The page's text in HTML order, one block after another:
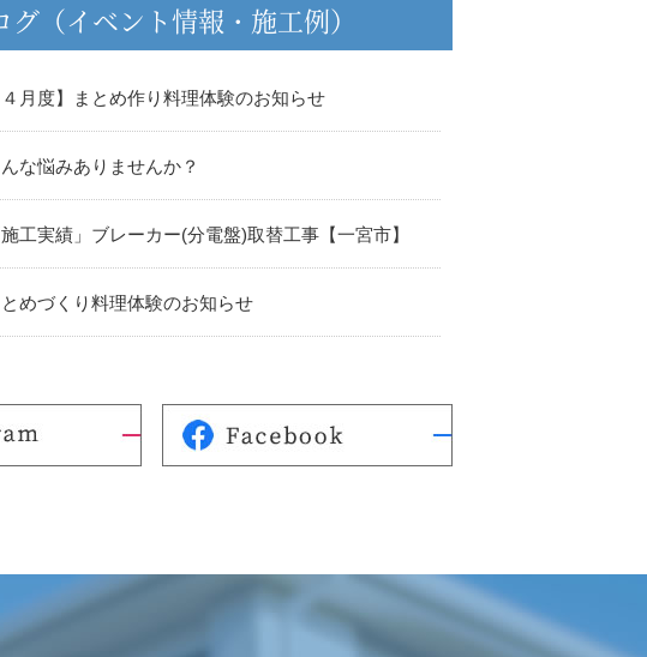
グ（イベント情報・施工例）
４月度】まとめ作り料理体験のお知らせ
な悩みありませんか？
施工実績」ブレーカー(分電盤)取替工事【一宮市】
とめづくり料理体験のお知らせ